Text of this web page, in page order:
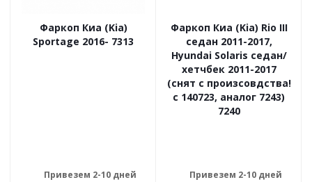
Фаркоп Киа (Kia)
Sportage 2016- 7313
Привезем 2-10 дней
Фаркоп Киа (Kia) Rio III
седан 2011-2017,
Hyundai Solaris седан/
хетчбек 2011-2017
(снят с произсовдства!
с 140723, аналог 7243)
7240
Привезем 2-10 дней